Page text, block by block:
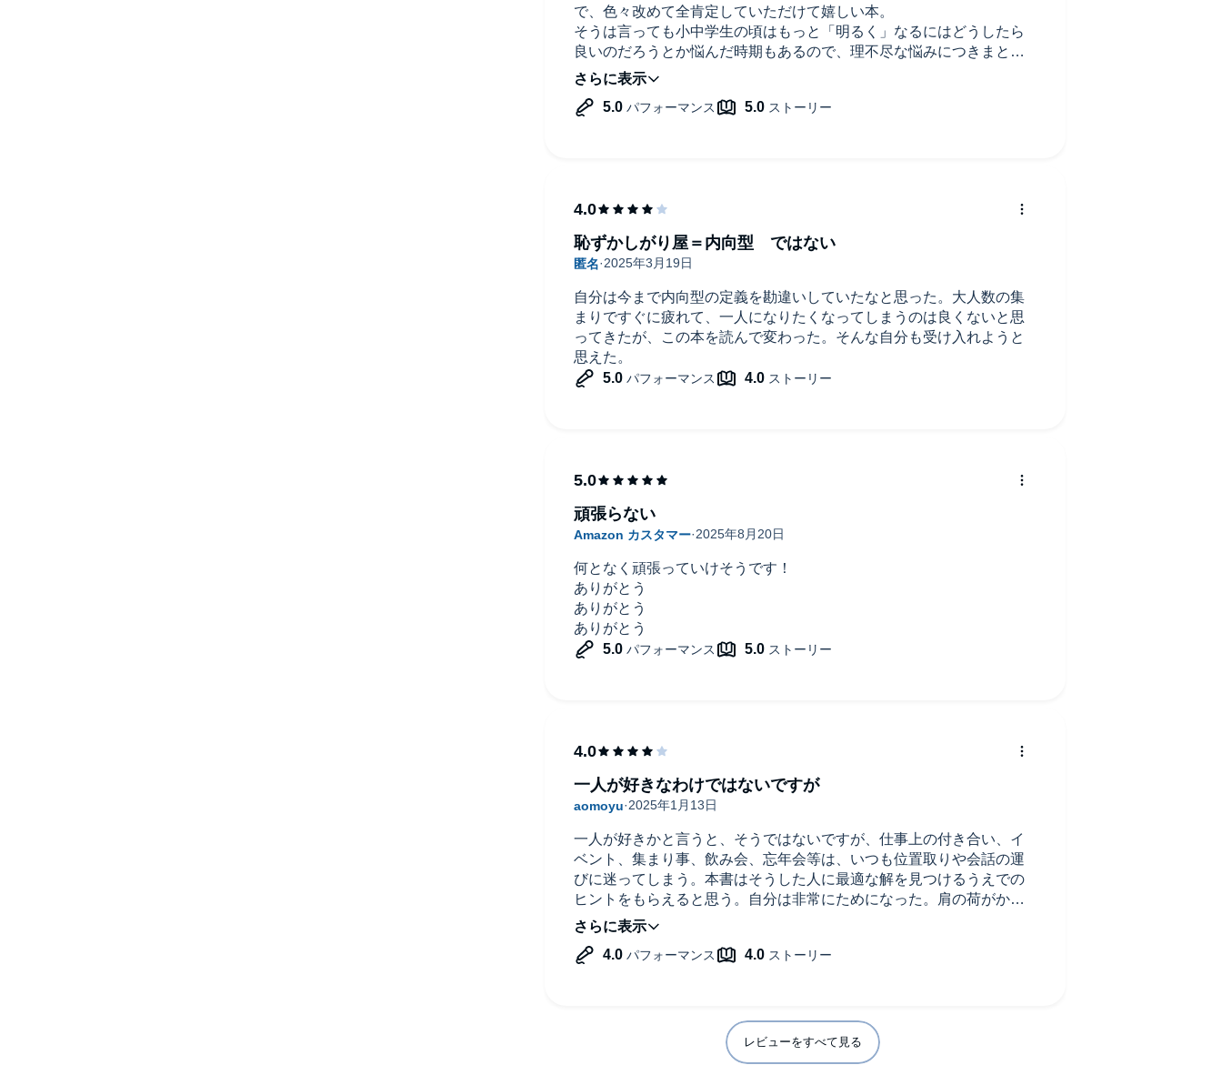
で、色々改めて全肯定していただけて嬉しい本。
そうは言っても小中学生の頃はもっと「明るく」なるにはどうしたら
良いのだろうとか悩んだ時期もあるので、理不尽な悩みにつきまとわ
れがちな内向的な人たちには是非聴いてみてほしいです。
長さもちょうど良く、日曜日の朝にながら聴きで気持ち良い楽しめま
自分は今まで内向型の定義を勘違いしていたなと思った。大人数の集
まりですぐに疲れて、一人になりたくなってしまうのは良くないと思
ってきたが、この本を読んで変わった。そんな自分も受け入れようと
思えた。
恥ずかしがり屋＝内向型 ではない
何となく頑張っていけそうです！
ありがとう
ありがとう
ありがとう
頑張らない
一人が好きかと言うと、そうではないですが、仕事上の付き合い、イ
ベント、集まり事、飲み会、忘年会等は、いつも位置取りや会話の運
びに迷ってしまう。本書はそうした人に最適な解を見つけるうえでの
ヒントをもらえると思う。自分は非常にためになった。肩の荷がかな
リ降りた。
一人が好きなわけではないですが
レビューをすべて見る